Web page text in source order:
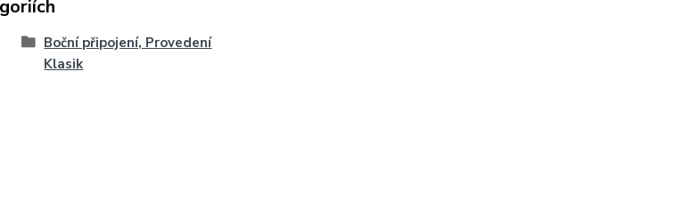
Boční připojení, Provedení
Klasik